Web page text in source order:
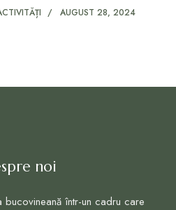
AUGUST 28, 2024
noi
într-un cadru care